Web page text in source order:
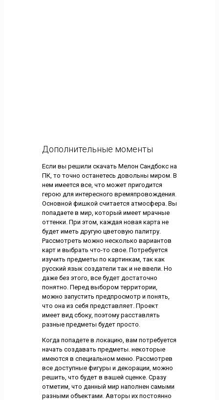
Дополнительные моменты
Если вы решили скачать Мелон Сандбокс на
ПК, то точно останетесь довольны миром. В
нем имеется все, что может пригодится
герою для интересного времяпровождения.
Основной фишкой считается атмосфера. Вы
попадаете в мир, который имеет мрачные
оттенки. При этом, каждая новая карта не
будет иметь другую цветовую палитру.
Рассмотреть можно несколько вариантов
карт и выбрать что-то свое. Потребуется
изучить предметы по картинкам, так как
русский язык создатели так и не ввели. Но
даже без этого, все будет достаточно
понятно. Перед выбором территории,
можно запустить предпросмотр и понять,
что она из себя представляет. Проект
имеет вид сбоку, поэтому расставлять
разные предметы будет просто.
Когда попадете в локацию, вам потребуется
начать создавать предметы. некоторые
имеются в специальном меню. Рассмотрев
все доступные фигуры и декорации, можно
решить, что будет в вашей сценке. Сразу
отметим, что данный мир наполнен самыми
разными объектами. Авторы их постоянно